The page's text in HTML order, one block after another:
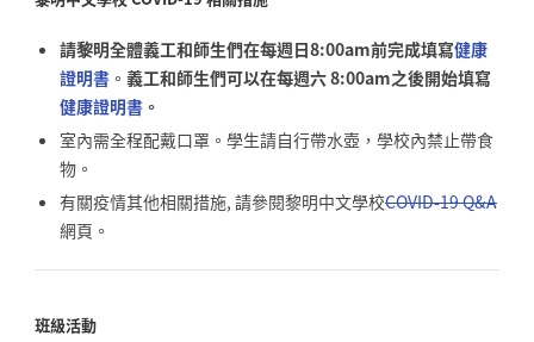
請黎明全體義工和師生們在每週日8:00am前完成填寫健康
證明書。 義工和師生們可以在每週六 8:00am之後開始填寫
健康證明書。
室內需全程配戴口罩。學生請自行帶水壺，學校內禁止帶食
物。
有關疫情其他相關措施, 請參閱黎明中文學校COVID-19 Q&A
網頁。
班級活動